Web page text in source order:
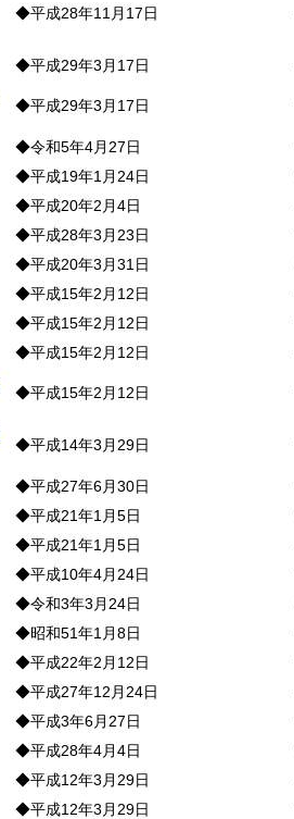
◆平成28年11月17日
◆平成29年3月17日
◆平成29年3月17日
◆令和5年4月27日
◆平成19年1月24日
◆平成20年2月4日
◆平成28年3月23日
◆平成20年3月31日
◆平成15年2月12日
◆平成15年2月12日
◆平成15年2月12日
◆平成15年2月12日
◆平成14年3月29日
◆平成27年6月30日
◆平成21年1月5日
◆平成21年1月5日
◆平成10年4月24日
◆令和3年3月24日
◆昭和51年1月8日
◆平成22年2月12日
◆平成27年12月24日
◆平成3年6月27日
◆平成28年4月4日
◆平成12年3月29日
◆平成12年3月29日